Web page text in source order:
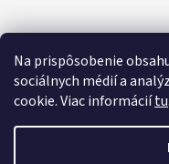
Na prispôsobenie
sociálnych médií a
cookie. Viac informáciítu.